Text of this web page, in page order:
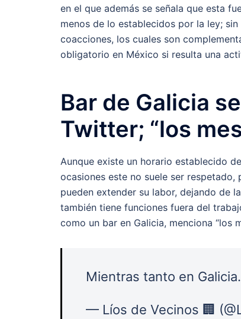
en el que además se señala que esta
menos de lo establecidos por la ley;
coacciones, los cuales son
obligatorio en México si resulta una
Bar de Galicia
Twitter; “los
Aunque existe un horario establecido
ocasiones este no suele ser
pueden extender su labor, dejando de
también tiene funciones fuera del
como un bar en Galicia, menciona “los
Mientras tanto en
— Líos de Vecinos 🏢